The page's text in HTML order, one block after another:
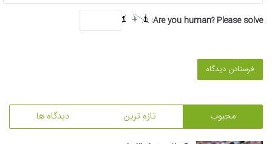
Are you human? Please solve:
محبوب تازه ترین دیدگاه ها